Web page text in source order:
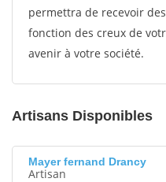
permettra de recevoir
fonction des creux de
avenir à votre société.
Artisans Disponibles
Mayer fernand Drancy
Artisan